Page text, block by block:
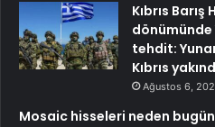
Kıbrıs Barış
dönümünde
tehdit:
Kıbrıs
Ağustos 6,
Mosaic hisseleri neden